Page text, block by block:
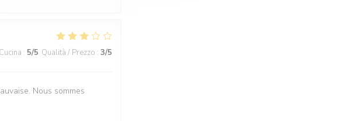
Cucina : 5/5 Qualità / Prezzo : 3/5
Nous sommes